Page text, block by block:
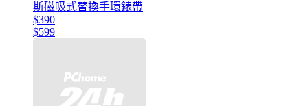
斯磁吸式替換手環錶帶
$390
$599